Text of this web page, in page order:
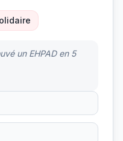
un EHPAD en 5